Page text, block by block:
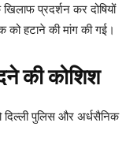
प्रदर्शन कर दोषियों
को हटाने की मांग की गई।
की कोशिश
दिल्ली पुलिस और अर्धसैनिक